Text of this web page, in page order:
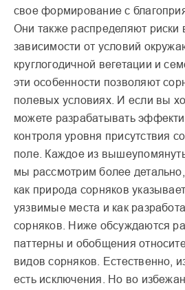
свое форми­рование с
Они также рас­пределяют риски
зависимости от усло­вий
круглогодичной вегета­ции и
эти особенности позволяют
поле­вых условиях. И если вы
можете разрабатывать
контроля уровня присутствия
поле. Каждое из
мы рас­смотрим более детально,
как при­рода сорняков
уязвимые места и как
сорняков. Ниже обсужда­ются
паттер­ны и обобщения
видов сорня­ков. Естественно,
есть исключения. Но во